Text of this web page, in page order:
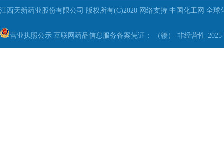
江西天新药业股份有限公司 版权所有(C)2020 网络支持 中国化工网 全球
营业执照公示 互联网药品信息服务备案凭证： （赣）-非经营性-